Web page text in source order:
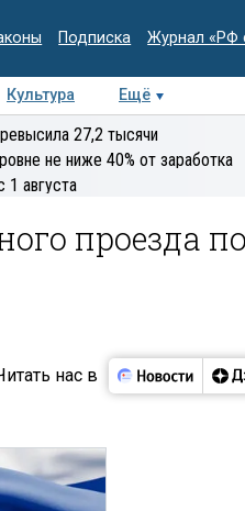
Подписка Журнал «РФ
Культура Ещё
Колумнисты
27,2 тысячи
не ниже 40% от заработка
1 августа
проезда по
нас в